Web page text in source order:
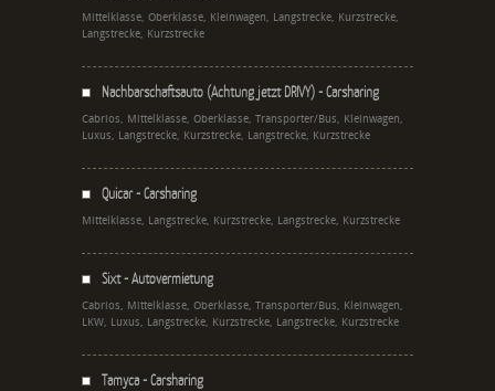
Mittelklasse, Oberklasse, Kleinwagen, Langstrecke, Kurzstrecke,
Langstrecke, Kurzstrecke
Nachbarschaftsauto (Achtung jetzt DRIVY) - Carsharing
Cabrios, Mittelklasse, Oberklasse, Transporter/Bus, Kleinwagen,
Luxus, Langstrecke, Kurzstrecke, Langstrecke, Kurzstrecke
Quicar - Carsharing
Mittelklasse, Langstrecke, Kurzstrecke, Langstrecke, Kurzstrecke
Sixt - Autovermietung
Cabrios, Mittelklasse, Oberklasse, Transporter/Bus, Kleinwagen,
LKW, Luxus, Langstrecke, Kurzstrecke, Langstrecke, Kurzstrecke
Tamyca - Carsharing